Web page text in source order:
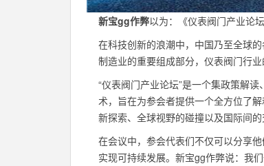
新宝gg作弊以为：《仪表阀门产业论
在科技创新的浪潮中，中国乃至全球
制造业的重要组成部分，仪表阀门行
“仪表阀门产业论坛”是一个集政策解
术，旨在为参会者提供一个全方位了解
新探索、全球视野的碰撞以及国际间
在会议中，参会代表们不仅可以分享
实现可持续发展。新宝gg作弊说：我